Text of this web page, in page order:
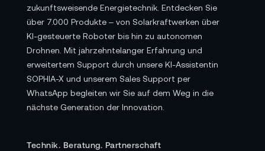
zukunftsweisende Energietechnik. Entdecken Sie
über 7.000 Produkte – von Solarkraftwerken über
KI-gesteuerte Roboter bis hin zu autonomen
Drohnen. Mit jahrzehntelanger Erfahrung und
erweitertem Support durch unsere KI-Assistentin
SOPHIA-X und unserem Sales Support per
WhatsApp begleiten wir Sie auf dem Weg in die
nächste Generation der Innovation.
Technik. Beratung. Partnerschaft